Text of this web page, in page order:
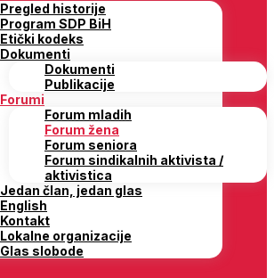
Pregled historije
Program SDP BiH
Etički kodeks
Dokumenti
Dokumenti
Publikacije
Forumi
Forum mladih
Forum žena
Forum seniora
Forum sindikalnih aktivista /
aktivistica
Jedan član, jedan glas
English
Kontakt
Lokalne organizacije
Glas slobode